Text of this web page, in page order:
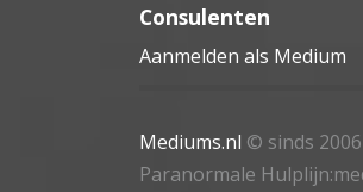
Consulenten
Aanmelden als Medium
Mediums.nl © sinds
Paranormale